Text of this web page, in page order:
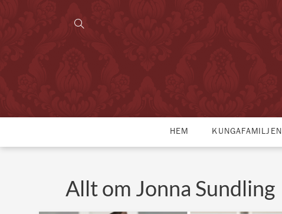
HEM KUNGAFAMILJEN
Allt om Jonna Sundling